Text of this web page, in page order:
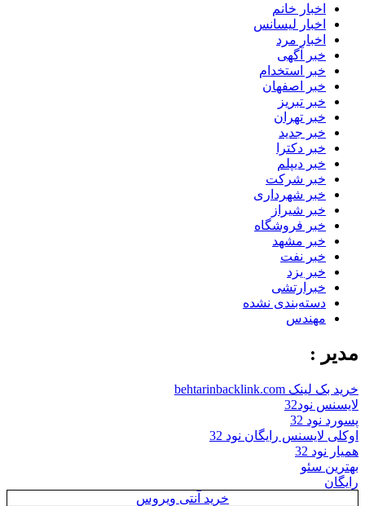
اخبار خانم
اخبار لیسانس
اخبار مرد
خبر آگهی
خبر استخدام
خبر اصفهان
خبر تبریز
خبر تهران
خبر جدید
خبر دکترا
خبر دیپلم
خبر شرکت
خبر شهرداری
خبر شیراز
خبر فروشگاه
خبر مشهد
خبر نفت
خبر یزد
خبرارتشی
دسته‌بندی نشده
مهندس
مدیر :
خرید بک لینک behtarinbacklink.com
لایسنس نود32
پسورد نود 32
اوکلی لایسنس رایگان نود 32
همیار نود 32
بهترین سئو
رایگان
خرید آنتی ویروس